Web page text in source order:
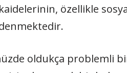
özellikle
oldukça problemli